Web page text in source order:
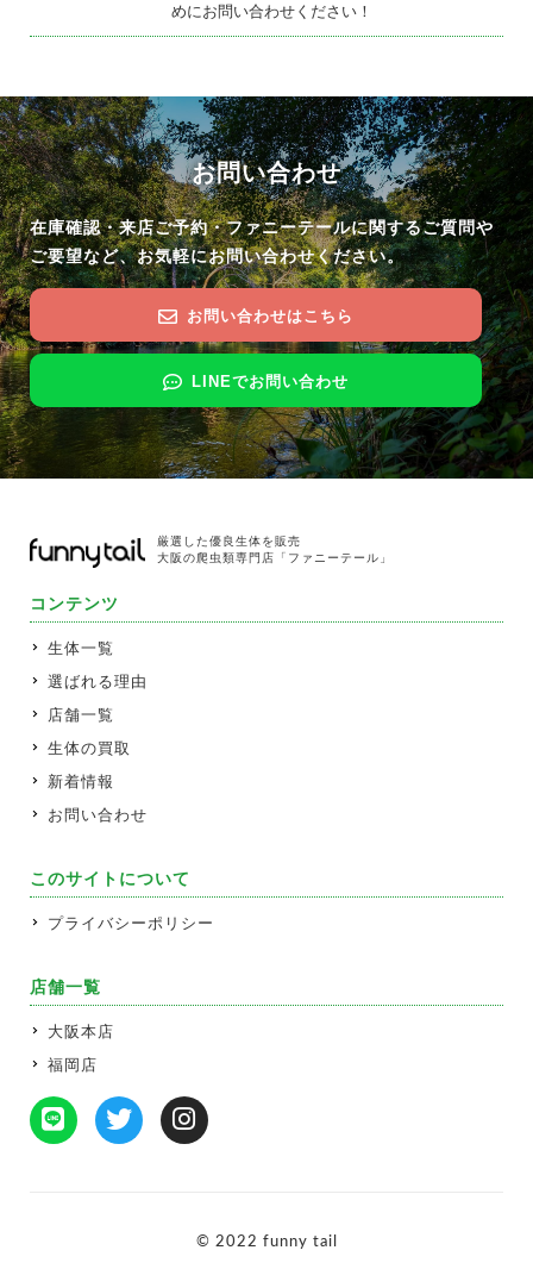
めにお問い合わせください！
お問い合わせ
在庫確認・来店ご予約・ファニーテールに関するご質問や
ご要望など、お気軽にお問い合わせください。
お問い合わせはこちら
LINEでお問い合わせ
厳選した優良生体を販売
大阪の爬虫類専門店「ファニーテール」
コンテンツ
生体一覧
選ばれる理由
店舗一覧
生体の買取
新着情報
お問い合わせ
このサイトについて
プライバシーポリシー
店舗一覧
大阪本店
福岡店
© 2022 funny tail